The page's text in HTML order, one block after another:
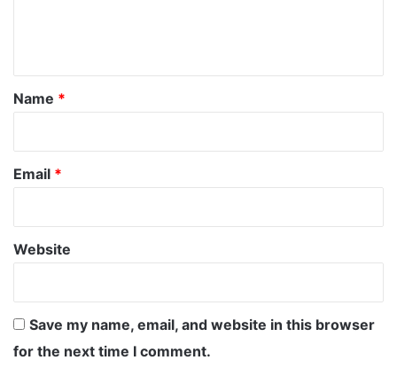
*
Name *
Email *
Website
Save my name, email, and website in this browser
for the next time I comment.